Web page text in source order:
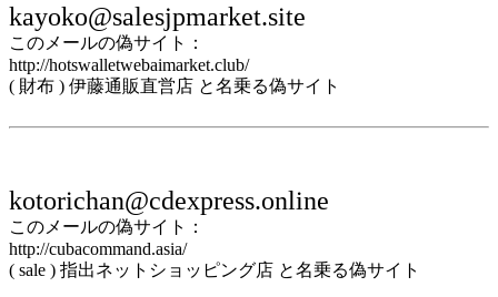
kayoko@salesjpmarket.site
このメールの偽サイト：
http://hotswalletwebaimarket.club/
( 財布 ) 伊藤通販直営店 と名乗る偽サイト
kotorichan@cdexpress.online
このメールの偽サイト：
http://cubacommand.asia/
( sale ) 指出ネットショッピング店 と名乗る偽サイト